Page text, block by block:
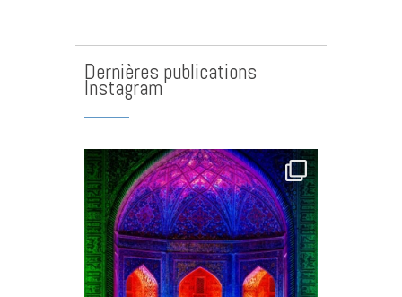
Dernières publications
Instagram